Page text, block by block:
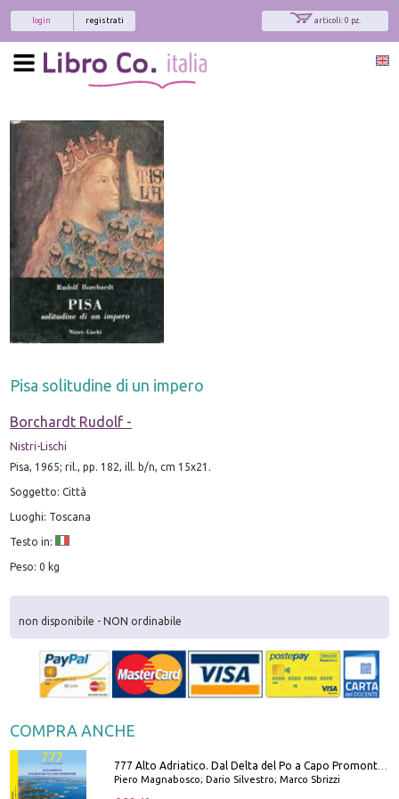
articoli: 0 pz.
registrati
login
Pisa solitudine di un impero
Borchardt Rudolf -
Nistri-Lischi
Pisa, 1965; ril., pp. 182, ill. b/n, cm 15x21.
Soggetto: Città
Luoghi: Toscana
Testo in:
Peso: 0 kg
non disponibile - NON ordinabile
COMPRA ANCHE
777 Alto Adriatico. Dal Delta del Po a Capo Promontore. Con QR Code
Piero Magnabosco; Dario Silvestro; Marco Sbrizzi